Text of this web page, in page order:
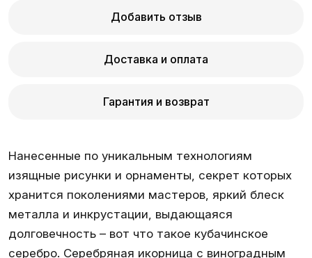
Добавить отзыв
Доставка и оплата
Гарантия и возврат
Нанесенные по уникальным технологиям
изящные рисунки и орнаменты, секрет которых
хранится поколениями мастеров, яркий блеск
металла и инкрустации, выдающаяся
долговечность – вот что такое кубачинское
серебро. Серебряная икорница с виноградным